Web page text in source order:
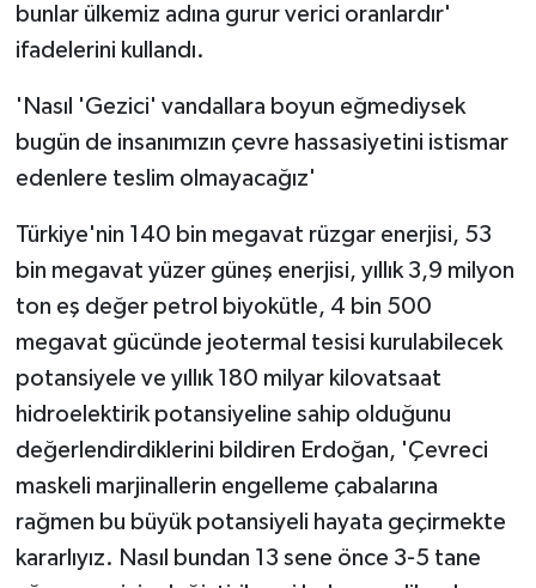
bunlar ülkemiz adına gurur verici oranlardır'
ifadelerini kullandı.
'Nasıl 'Gezici' vandallara boyun eğmediysek
bugün de insanımızın çevre hassasiyetini istismar
edenlere teslim olmayacağız'
Türkiye'nin 140 bin megavat rüzgar enerjisi, 53
bin megavat yüzer güneş enerjisi, yıllık 3,9 milyon
ton eş değer petrol biyokütle, 4 bin 500
megavat gücünde jeotermal tesisi kurulabilecek
potansiyele ve yıllık 180 milyar kilovatsaat
hidroelektirik potansiyeline sahip olduğunu
değerlendirdiklerini bildiren Erdoğan, 'Çevreci
maskeli marjinallerin engelleme çabalarına
rağmen bu büyük potansiyeli hayata geçirmekte
kararlıyız. Nasıl bundan 13 sene önce 3-5 tane